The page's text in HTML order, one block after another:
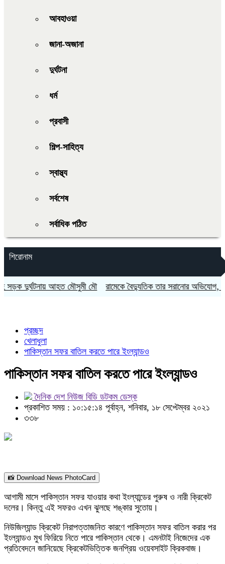
আবহাওয়া
জানা-অজানা
দুর্ঘটনা
ধর্ম
প্রবাসী
শিল্প-সাহিত্য
স্বাস্থ্য
সর্বশেষ
সর্বাধিক পঠিত
শিরোনাম
দুর্ঘটনায় আহত মৌসুমী মৌ রামেকে বৈদ্যুতিক তার সরানোর অভিযোগ,
প্রচ্ছদ
খেলাধুলা
পাকিস্তান সফর বাতিল করতে পারে ইংল্যান্ডও
পাকিস্তান সফর বাতিল করতে পারে ইংল্যান্ডও
দৈনিক দেশ নিউজ বিডি ডটকম ডেস্ক
প্রকাশিত সময় : ১০:১৫:১৪ পূর্বাহ্ন, শনিবার, ১৮ সেপ্টেম্বর ২০২১
৩৩৮
📸 Download News PhotoCard
আগামী মাসে পাকিস্তান সফর যাওয়ার কথা ইংল্যান্ডের পুরুষ ও নারী ক্রিকেট
দলের। কিন্তু এই সফরও এখন ঝুলছে শঙ্কার সুতোয়।
নিউজিল্যান্ড ক্রিকেট নিরাপত্তাজনিত কারণে পাকিস্তান সফর বাতিল করার পর
ইংল্যান্ডও মুখ ফিরিয়ে নিতে পারে পাকিস্তান থেকে। এমনটাই নিজেদের এক
প্রতিবেদনে জানিয়েছে ক্রিকেটভিত্তিক জনপ্রিয় ওয়েবসাইট ক্রিকবাজ।